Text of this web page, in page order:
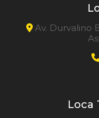
Rosqueadeira de
Rosqueadeira
Av. Durvalino
Loca